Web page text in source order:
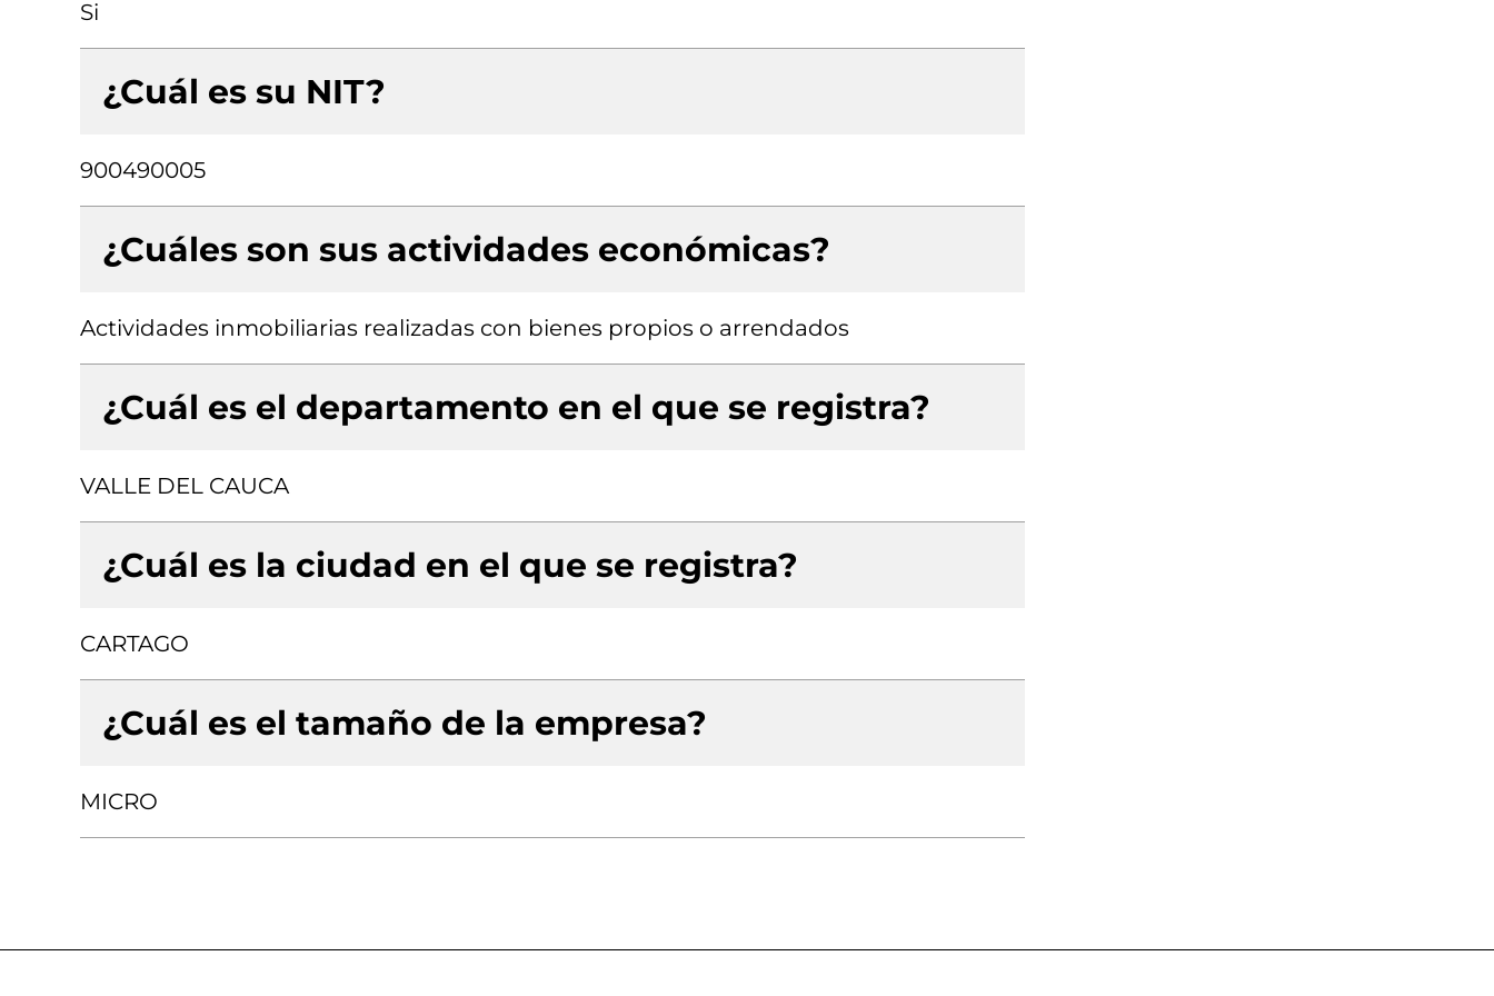
Si
¿Cuál es su NIT?
900490005
¿Cuáles son sus actividades económicas?
Actividades inmobiliarias realizadas con bienes propios o arrendados
¿Cuál es el departamento en el que se registra?
VALLE DEL CAUCA
¿Cuál es la ciudad en el que se registra?
CARTAGO
¿Cuál es el tamaño de la empresa?
MICRO